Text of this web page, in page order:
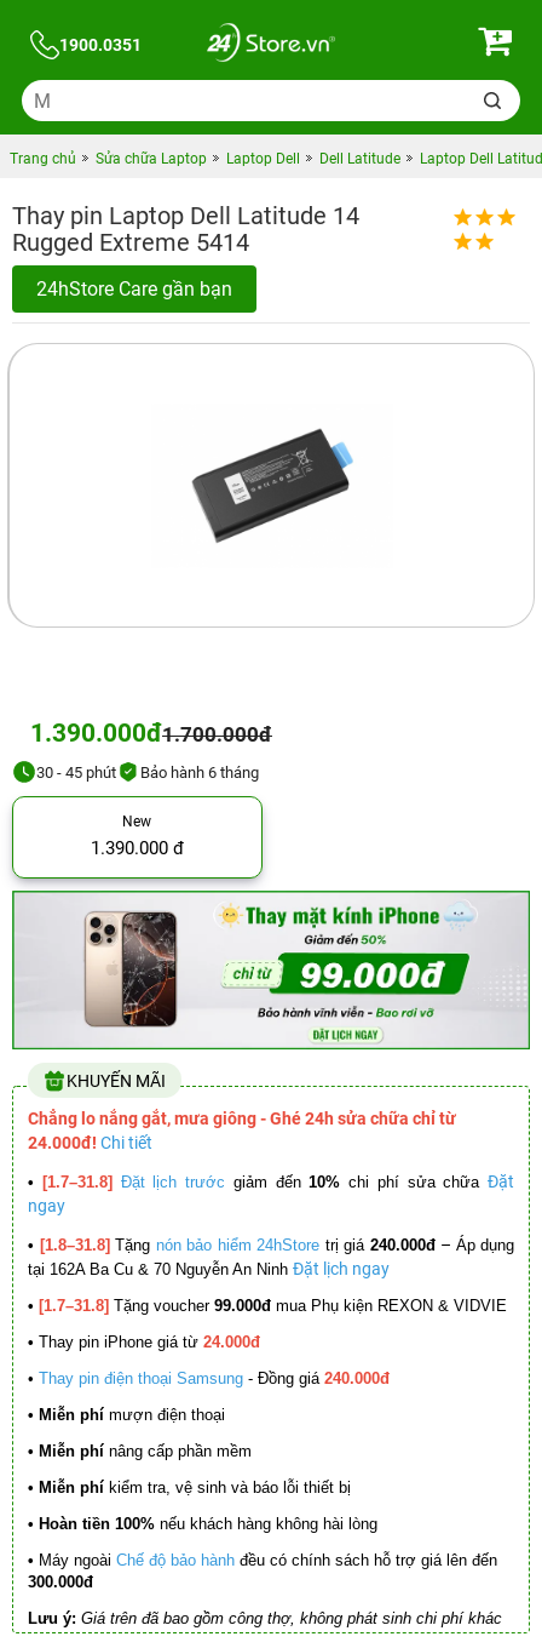
1900.0351
Trang chủ Sửa chữa Laptop Laptop Dell Dell Latitude Laptop Dell
Thay pin Laptop Dell Latitude 14
Rugged Extreme 5414
24hStore Care gần bạn
1.390.000đ1.700.000đ
30 - 45 phút Bảo hành 6 tháng
New
1.390.000 đ
KHUYẾN MÃI
Chẳng lo nắng gắt, mưa giông - Ghé 24h sửa chữa chỉ từ
24.000đ! Chi tiết
• [1.7–31.8] Đặt lịch trước giảm đến10% chi phí sửa chữa Đặt
ngay
• [1.8–31.8] Tặng nón bảo hiểm 24hStore trị giá 240.000đ – Áp dụng
tại 162A Ba Cu & 70 Nguyễn An Ninh Đặt lịch ngay
• [1.7–31.8] Tặng voucher 99.000đ mua Phụ kiện REXON & VIDVIE
• Thay pin iPhone giá từ 24.000đ
• Thay pin điện thoại Samsung - Đồng giá 240.000đ
• Miễn phí mượn điện thoại
• Miễn phí nâng cấp phần mềm
• Miễn phí kiểm tra, vệ sinh và báo lỗi thiết bị
• Hoàn tiền 100% nếu khách hàng không hài lòng
• Máy ngoài Chế độ bảo hành đều có chính sách hỗ trợ giá lên đến
300.000đ
Lưu ý: Giá trên đã bao gồm công thợ, không phát sinh chi phí khác